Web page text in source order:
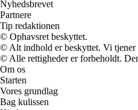
Nyhedsbrevet
Partnere
Tip redaktionen
© Ophavsret beskyttet.
© Alt indhold er beskyttet. Vi tjener
© Alle rettigheder er forbeholdt.
Om os
Starten
Vores grundlag
Bag kulissen